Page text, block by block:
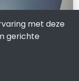
met deze
gerichte